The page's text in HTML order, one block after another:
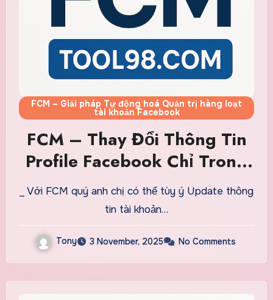
FCM – Giải pháp Tự động hoá Quản trị hàng loạt
tài khoản Facebook
FCM – Thay Đổi Thông Tin
Profile Facebook Chỉ Trong
Vài Click, Dễ Hơn Bao Giờ
Hết
tin tài khoản…
Tony 3 November, 2025 No Comments